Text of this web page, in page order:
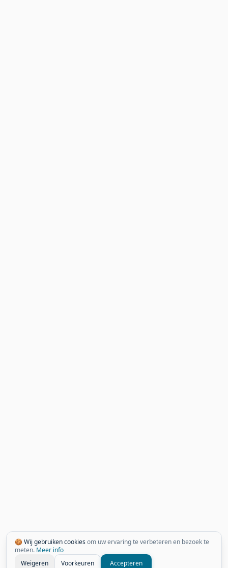
🍪 Wij gebruiken cookiesom uw ervaring te verbeteren en bezoek te
meten. Meer info
Weigeren
Voorkeuren Accepteren